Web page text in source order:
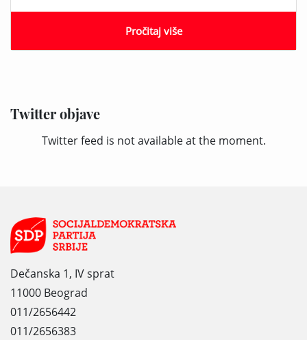
Twitter objave
Twitter feed is not available at the moment.
Pročitaj više
Dečanska 1, IV sprat
11000 Beograd
011/2656442
011/2656383